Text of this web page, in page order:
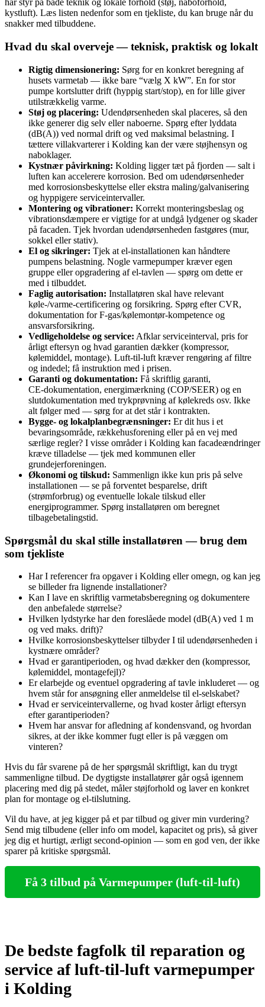
har styr på både teknik og lokale forhold (støj, naboforhold,
kystluft). Læs listen nedenfor som en tjekliste, du kan bruge når du
snakker med tilbuddene.
Hvad du skal overveje — teknisk, praktisk og lokalt
Rigtig dimensionering: Sørg for en konkret beregning af
husets varmetab — ikke bare “vælg X kW”. En for stor
pumpe kortslutter drift (hyppig start/stop), en for lille giver
utilstrækkelig varme.
Støj og placering: Udendørsenheden skal placeres, så den
ikke generer dig selv eller naboerne. Spørg efter lyddata
(dB(A)) ved normal drift og ved maksimal belastning. I
tættere villakvarterer i Kolding kan der være støjhensyn og
naboklager.
Kystnær påvirkning: Kolding ligger tæt på fjorden — salt i
luften kan accelerere korrosion. Bed om udendørsenheder
med korrosionsbeskyttelse eller ekstra maling/galvanisering
og hyppigere serviceintervaller.
Montering og vibrationer: Korrekt monteringsbeslag og
vibrationsdæmpere er vigtige for at undgå lydgener og skader
på facaden. Tjek hvordan udendørsenheden fastgøres (mur,
sokkel eller stativ).
El og sikringer: Tjek at el‑installationen kan håndtere
pumpens belastning. Nogle varmepumper kræver egen
gruppe eller opgradering af el‑tavlen — spørg om dette er
med i tilbuddet.
Faglig autorisation: Installatøren skal have relevant
køle‑/varme‑certificering og forsikring. Spørg efter CVR,
dokumentation for F‑gas/kølemontør‑kompetence og
ansvarsforsikring.
Vedligeholdelse og service: Afklar serviceinterval, pris for
årligt eftersyn og hvad garantien dækker (kompressor,
kølemiddel, montage). Luft‑til‑luft kræver rengøring af filtre
og indedel; få instruktion med i prisen.
Garanti og dokumentation: Få skriftlig garanti,
CE‑dokumentation, energimærkning (COP/SEER) og en
slutdokumentation med trykprøvning af kølekreds osv. Ikke
alt følger med — sørg for at det står i kontrakten.
Bygge- og lokalplanbegrænsninger: Er dit hus i et
bevaringsområde, rækkehusforening eller på en vej med
særlige regler? I visse områder i Kolding kan facadeændringer
kræve tilladelse — tjek med kommunen eller
grundejerforeningen.
Økonomi og tilskud: Sammenlign ikke kun pris på selve
installationen — se på forventet besparelse, drift
(strømforbrug) og eventuelle lokale tilskud eller
energiprogrammer. Spørg installatøren om beregnet
tilbagebetalingstid.
Spørgsmål du skal stille installatøren — brug dem
som tjekliste
Har I referencer fra opgaver i Kolding eller omegn, og kan jeg
se billeder fra lignende installationer?
Kan I lave en skriftlig varmetabsberegning og dokumentere
den anbefalede størrelse?
Hvilken lydstyrke har den foreslåede model (dB(A) ved 1 m
og ved maks. drift)?
Hvilke korrosionsbeskyttelser tilbyder I til udendørsenheden i
kystnære områder?
Hvad er garantiperioden, og hvad dækker den (kompressor,
kølemiddel, montagefejl)?
Er elarbejde og eventuel opgradering af tavle inkluderet — og
hvem står for ansøgning eller anmeldelse til el‑selskabet?
Hvad er serviceintervallerne, og hvad koster årligt eftersyn
efter garantiperioden?
Hvem har ansvar for afledning af kondensvand, og hvordan
sikres, at der ikke kommer fugt eller is på væggen om
vinteren?
Hvis du får svarene på de her spørgsmål skriftligt, kan du trygt
sammenligne tilbud. De dygtigste installatører går også igennem
placering med dig på stedet, måler støjforhold og laver en konkret
plan for montage og el‑tilslutning.
Vil du have, at jeg kigger på et par tilbud og giver min vurdering?
Send mig tilbudene (eller info om model, kapacitet og pris), så giver
jeg dig et hurtigt, ærligt second‑opinion — som en god ven, der ikke
sparer på kritiske spørgsmål.
Få 3 tilbud på Varmepumper (luft-til-luft)
De bedste fagfolk til reparation og
service af luft-til-luft varmepumper
i Kolding